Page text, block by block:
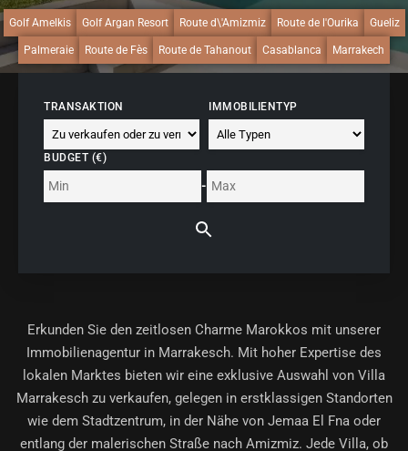
Golf Amelkis Golf Argan Resort Route d\'Amizmiz Route de l'Ourika Gueliz
Palmeraie Route de Fès Route de Tahanout Casablanca Marrakech
TRANSAKTION IMMOBILIENTYP
BUDGET (€)
-
Erkunden Sie den zeitlosen Charme Marokkos mit unserer
Immobilienagentur in Marrakesch. Mit hoher Expertise des
lokalen Marktes bieten wir eine exklusive Auswahl von Villa
Marrakesch zu verkaufen, gelegen in erstklassigen Standorten
wie dem Stadtzentrum, in der Nähe von Jemaa El Fna oder
entlang der malerischen Straße nach Amizmiz. Jede Villa, ob